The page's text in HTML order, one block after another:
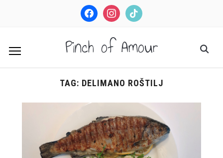
facebookinstagramtiktok
Pinch of Amour
TAG: DELIMANO ROŠTILJ